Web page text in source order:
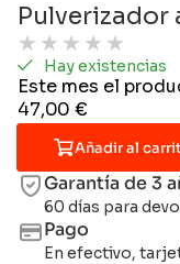
Pulverizador
★ ★ ★ ★ ★
Hay existencias
Este mes el
47,00€
Añadir al
Garantía de 3
60 días para
Pago
En efectivo,